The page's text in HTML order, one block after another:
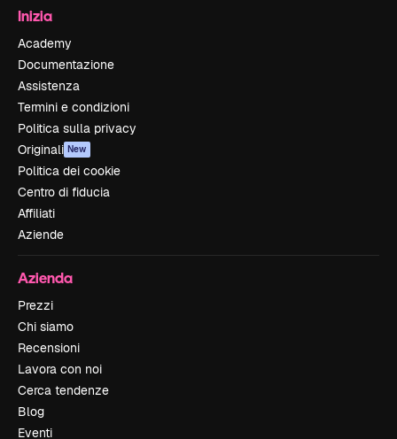
Inizia
Academy
Documentazione
Assistenza
Termini e condizioni
Politica sulla privacy
Originali New
Politica dei cookie
Centro di fiducia
Affiliati
Aziende
Azienda
Prezzi
Chi siamo
Recensioni
Lavora con noi
Cerca tendenze
Blog
Eventi